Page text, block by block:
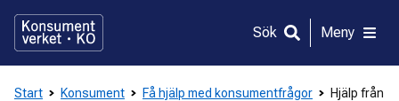
direkt
innehållet
Sök Meny
Start Konsument Få hjälp med konsumentfrågor
Hjälp från